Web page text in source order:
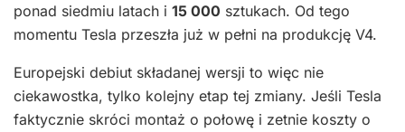
ponad siedmiu latach i 15 000 sztukach. Od tego
momentu Tesla przeszła już w pełni na produkcję V4.
Europejski debiut składanej wersji to więc nie
ciekawostka, tylko kolejny etap tej zmiany. Jeśli Tesla
faktycznie skróci montaż o połowę i zetnie koszty o